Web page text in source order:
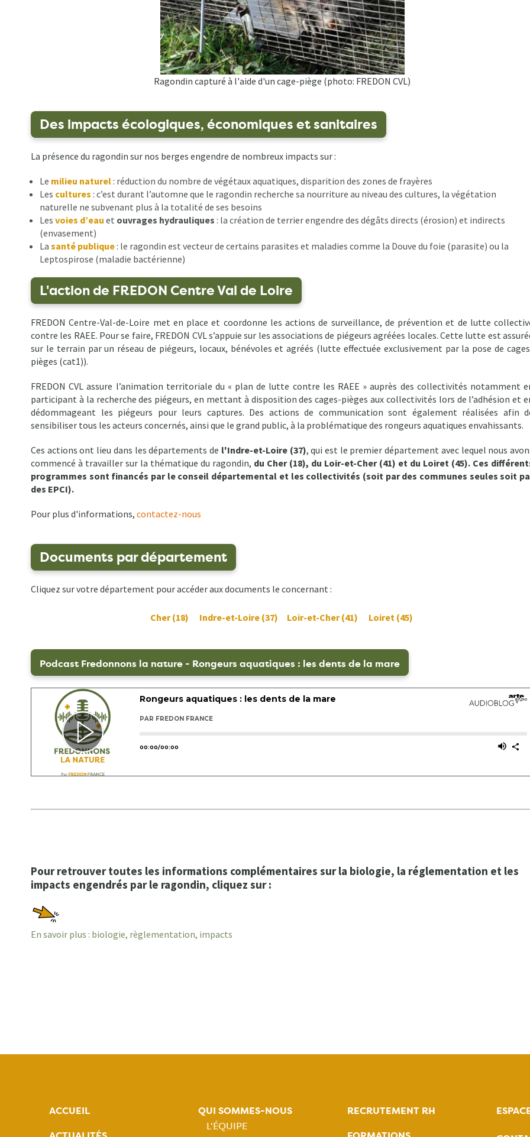
Ragondin capturé à l'aide d'un cage-piège (photo: FREDON CVL)
Des impacts écologiques, économiques et sanitaires
La présence du ragondin sur nos berges engendre de nombreux impacts sur :
Le milieu naturel : réduction du nombre de végétaux aquatiques, disparition des zones de frayères
Les cultures : c’est durant l’automne que le ragondin recherche sa nourriture au niveau des cultures, la végétation
naturelle ne subvenant plus à la totalité de ses besoins
Les voies d’eau et ouvrages hydrauliques : la création de terrier engendre des dégâts directs (érosion) et indirects
(envasement)
La santé publique : le ragondin est vecteur de certains parasites et maladies comme la Douve du foie (parasite) ou la
Leptospirose (maladie bactérienne)
L'action de FREDON Centre Val de Loire
FREDON Centre-Val-de-Loire met en place et coordonne les actions de surveillance, de prévention et de lutte
contre les RAEE. Pour se faire, FREDON CVL s’appuie sur les associations de piégeurs agréées locales. Cette lutte est
sur le terrain par un réseau de piégeurs, locaux, bénévoles et agréés (lutte effectuée exclusivement par la pose de
pièges (cat1)).
FREDON CVL assure l’animation territoriale du « plan de lutte contre les RAEE » auprès des collectivités notamment
participant à la recherche des piégeurs, en mettant à disposition des cages-pièges aux collectivités lors de l’adhésion et
dédommageant les piégeurs pour leurs captures. Des actions de communication sont également réalisées afin
sensibiliser tous les acteurs concernés, ainsi que le grand public, à la problématique des rongeurs aquatiques envahissants.
Ces actions ont lieu dans les départements de l'Indre-et-Loire (37), qui est le premier département avec lequel nous
commencé à travailler sur la thématique du ragondin, du Cher (18), du Loir-et-Cher (41) et du Loiret (45). Ces
programmes sont financés par le conseil départemental et les collectivités (soit par des communes seules soit
des EPCI).
Pour plus d'informations, contactez-nous
Documents par département
Cliquez sur votre département pour accéder aux documents le concernant :
Cher (18) Indre-et-Loire (37) Loir-et-Cher (41) Loiret (45)
Podcast Fredonnons la nature - Rongeurs aquatiques : les dents de la mare
Pour retrouver toutes les informations complémentaires sur la biologie, la réglementation et les
impacts engendrés par le ragondin, cliquez sur :
En savoir plus : biologie, règlementation, impacts
ACCUEIL
QUI SOMMES-NOUS
L'ÉQUIPE
RECRUTEMENT RH